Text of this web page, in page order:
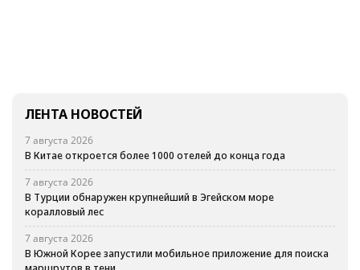
ЛЕНТА НОВОСТЕЙ
7 августа 2026
В Китае откроется более 1000 отелей до конца года
7 августа 2026
В Турции обнаружен крупнейший в Эгейском море
коралловый лес
7 августа 2026
В Южной Корее запустили мобильное приложение для поиска